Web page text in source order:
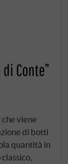
Conte”
viene
di botti
quantità in